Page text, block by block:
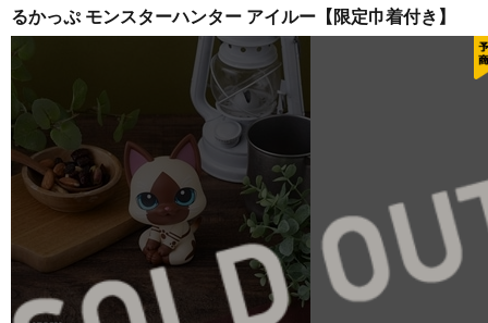
るかっぷ モンスターハンター アイルー【限定巾着付き】